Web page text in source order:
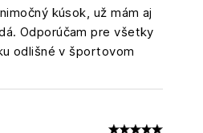
kúsok, už mám aj
Odporúčam pre všetky
odlišné v športovom